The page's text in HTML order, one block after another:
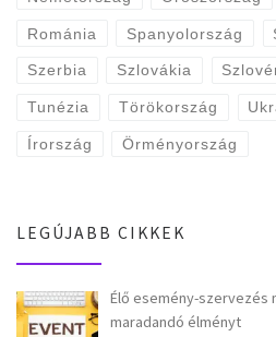
Románia Spanyolország
Szerbia Szlovákia
Tunézia Törökország
Írország Örményország
LEGÚJABB CIKKEK
Élő esemény-szervezés
maradandó élményt